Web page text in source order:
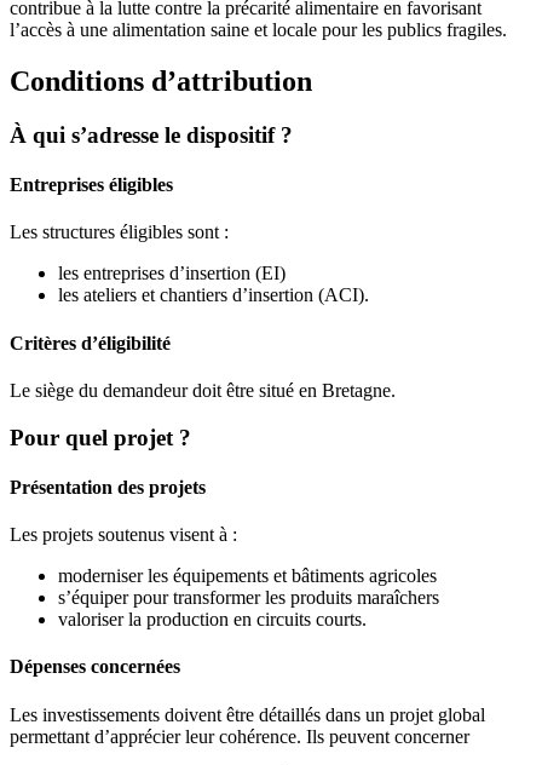
contribue à la lutte contre la précarité alimentaire en favorisant
l’accès à une alimentation saine et locale pour les publics fragiles.
Conditions d’attribution
À qui s’adresse le dispositif ?
Entreprises éligibles
Les structures éligibles sont :
les entreprises d’insertion (EI)
les ateliers et chantiers d’insertion (ACI).
Critères d’éligibilité
Le siège du demandeur doit être situé en Bretagne.
Pour quel projet ?
Présentation des projets
Les projets soutenus visent à :
moderniser les équipements et bâtiments agricoles
s’équiper pour transformer les produits maraîchers
valoriser la production en circuits courts.
Dépenses concernées
Les investissements doivent être détaillés dans un projet global
permettant d’apprécier leur cohérence. Ils peuvent concerner